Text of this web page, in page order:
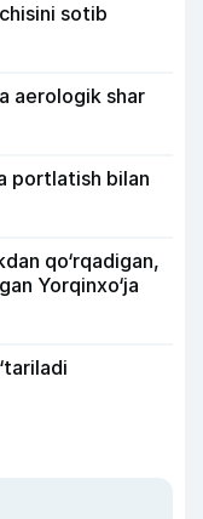
sotib
aerologik shar
portlatish bilan
qo‘rqadigan,
Yorqinxo‘ja